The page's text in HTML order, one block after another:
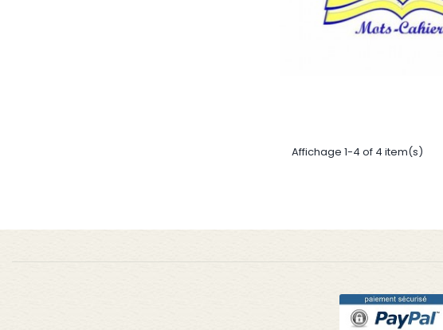
Affichage 1-4 of 4 item(s)